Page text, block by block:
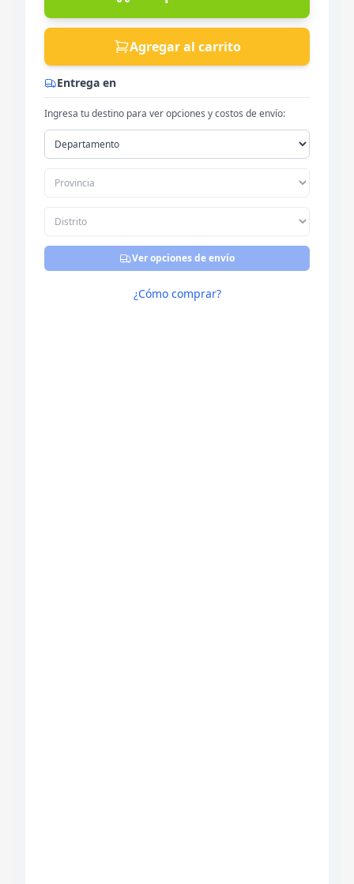
Agregar al carrito
Entrega en
Ingresa tu destino para ver opciones y costos de envío:
Ver opciones de envío
¿Cómo comprar?